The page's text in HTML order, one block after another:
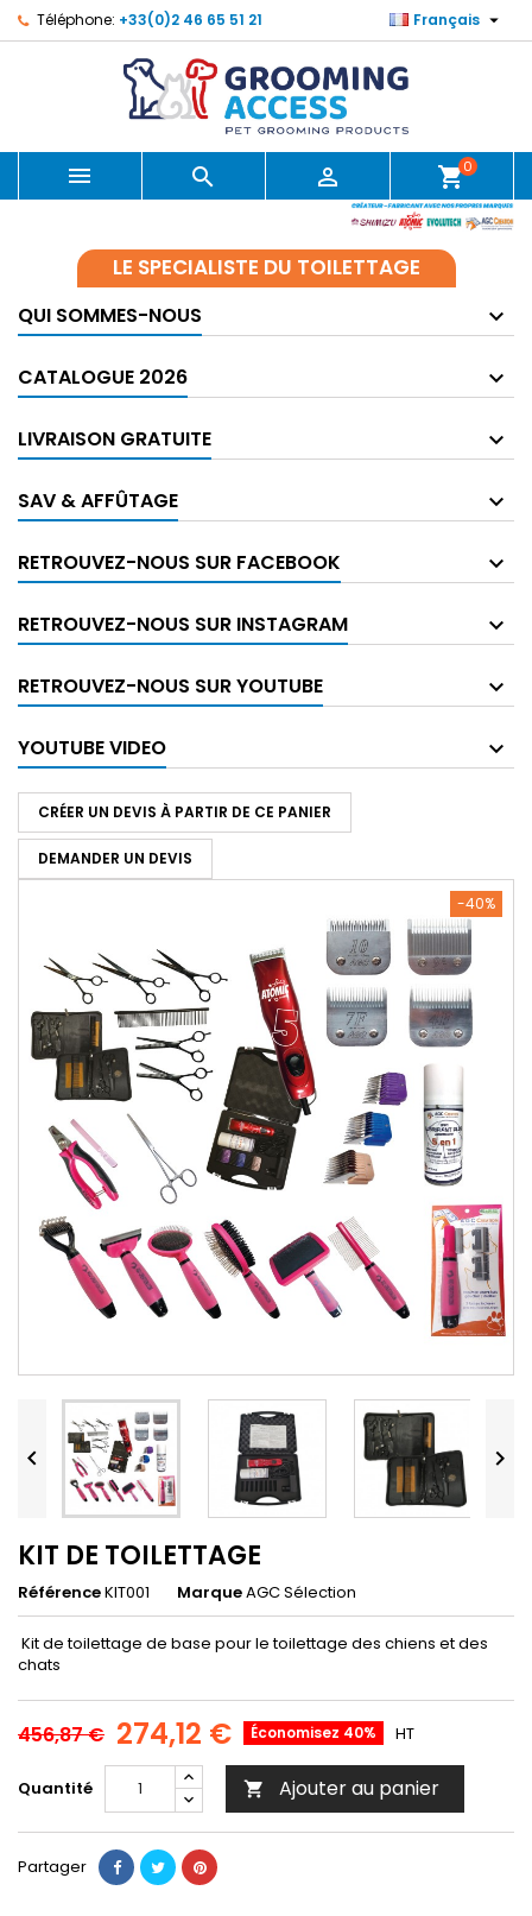
Téléphone: +33(0)2 46 65 51 21 Français 
   shopping_cart0
LE SPECIALISTE DU TOILETTAGE
QUI SOMMES-NOUS
CATALOGUE 2026
LIVRAISON GRATUITE
SAV & AFFÛTAGE
RETROUVEZ-NOUS SUR FACEBOOK
RETROUVEZ-NOUS SUR INSTAGRAM
RETROUVEZ-NOUS SUR YOUTUBE
YOUTUBE VIDEO
CRÉER UN DEVIS À PARTIR DE CE PANIER
DEMANDER UN DEVIS
-40%
 
KIT DE TOILETTAGE
RéférenceKIT001 MarqueAGC Sélection
Kit de toilettage de base pour le toilettage des chiens et des
chats
456,87 € 274,12 € Économisez 40% HT
Quantité  Ajouter au panier
Partager